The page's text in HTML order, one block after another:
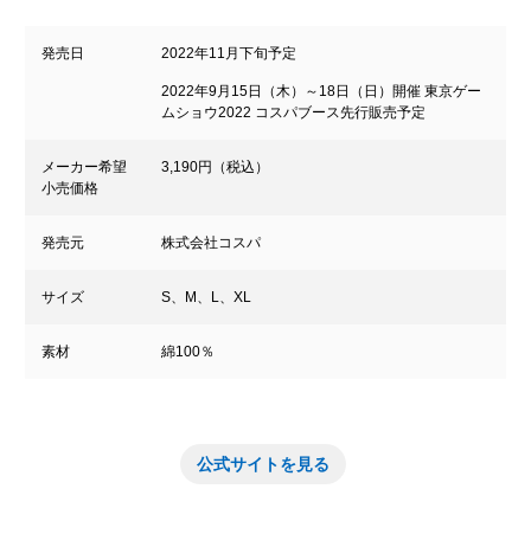
発売日 2022年11月下旬予定
2022年9月15日（木）～18日（日）開催 東京ゲー
ムショウ2022 コスパブース先行販売予定
メーカー希望
小売価格
3,190円（税込）
発売元 株式会社コスパ
サイズ S、M、L、XL
素材 綿100％
公式サイトを見る